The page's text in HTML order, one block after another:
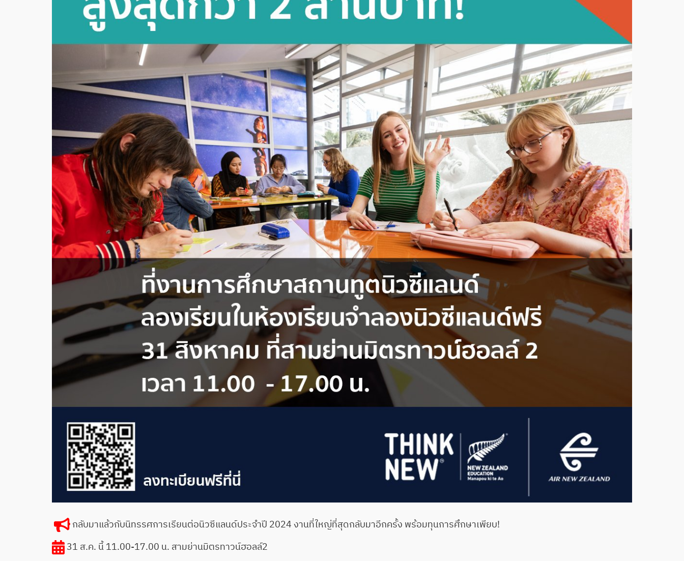
กลับมาแล้วกับนิทรรศการเรียนต่อนิวซีแลนด์ประจำปี 2024 งานที่ใหญ่ที่สุดกลับมาอีกครั้ง พร้อมทุนการศึกษาเพียบ!
31 ส.ค. นี้ 11.00-17.00 น. สามย่านมิตรทาวน์ฮอลล์2